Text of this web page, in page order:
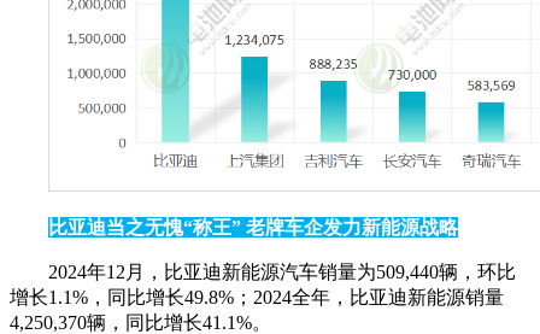
比亚迪当之无愧“称王” 老牌车企发力新能源战略
2024年12月，比亚迪新能源汽车销量为509,440辆，环比
增长1.1%，同比增长49.8%；2024全年，比亚迪新能源销量
4,250,370辆，同比增长41.1%。